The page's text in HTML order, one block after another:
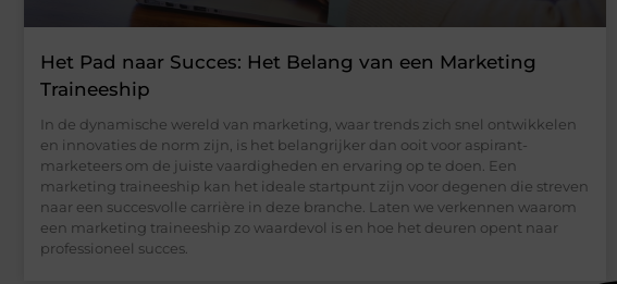
Het Pad naar Succes: Het Belang van een Marketing
Traineeship
In de dynamische wereld van marketing, waar trends zich snel ontwikkelen
en innovaties de norm zijn, is het belangrijker dan ooit voor aspirant-
marketeers om de juiste vaardigheden en ervaring op te doen. Een
marketing traineeship kan het ideale startpunt zijn voor degenen die streven
naar een succesvolle carrière in deze branche. Laten we verkennen waarom
een marketing traineeship zo waardevol is en hoe het deuren opent naar
professioneel succes.